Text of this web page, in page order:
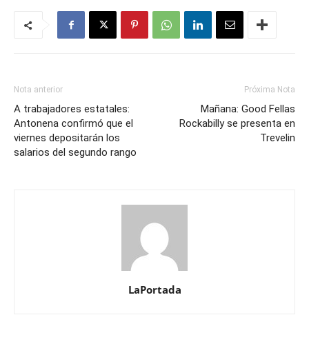
Nota anterior
A trabajadores estatales:
Antonena confirmó que el
viernes depositarán los
salarios del segundo rango
Próxima Nota
Mañana: Good Fellas
Rockabilly se presenta en
Trevelin
LaPortada